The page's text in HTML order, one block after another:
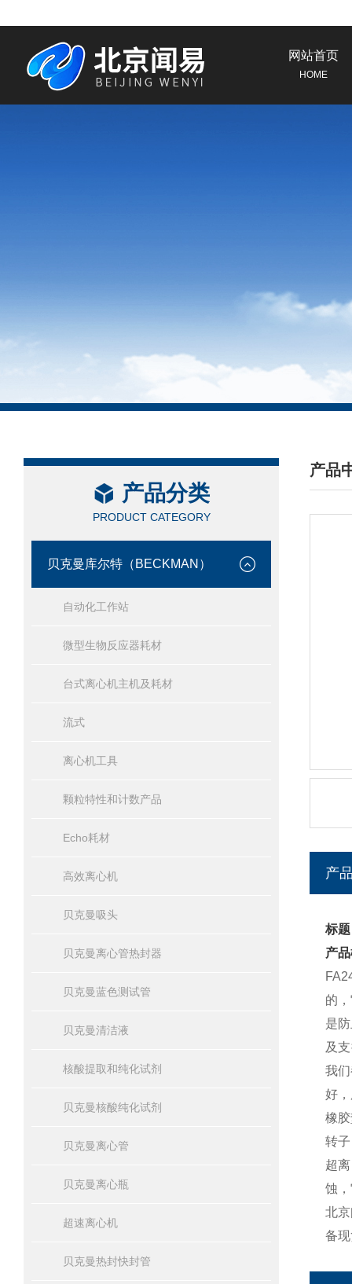
网站首页
HOME
产品分类
PRODUCT CATEGORY
贝克曼库尔特（BECKMAN）
自动化工作站
微型生物反应器耗材
台式离心机主机及耗材
流式
离心机工具
颗粒特性和计数产品
Echo耗材
高效离心机
贝克曼吸头
贝克曼离心管热封器
贝克曼蓝色测试管
贝克曼清洁液
核酸提取和纯化试剂
贝克曼核酸纯化试剂
贝克曼离心管
贝克曼离心瓶
超速离心机
贝克曼热封快封管
产品
/
产
标
产
的
是
及
我
好
橡
转
超
蚀
北
备